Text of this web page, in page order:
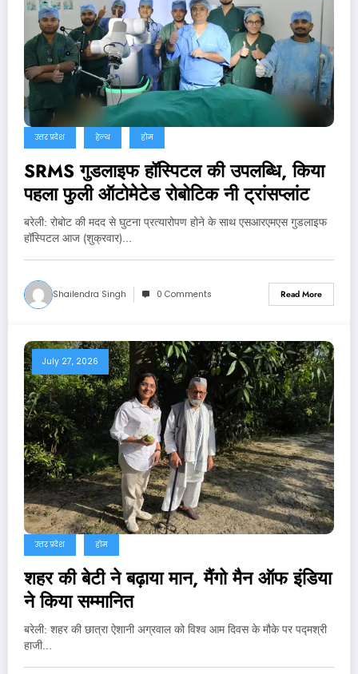
उत्तर प्रदेश हेल्थ होम
SRMS गुडलाइफ हॉस्पिटल की उपलब्धि, किया
पहला फुली ऑटोमेटेड रोबोटिक नी ट्रांसप्लांट
बरेली: रोबोट की मदद से घुटना प्रत्यारोपण होने के साथ एसआरएमएस गुडलाइफ
हॉस्पिटल आज (शुक्रवार)…
Shailendra Singh 0 Comments Read More
July 27, 2026
उत्तर प्रदेश होम
शहर की बेटी ने बढ़ाया मान, मैंगो मैन ऑफ इंडिया
ने किया सम्मानित
बरेली: शहर की छात्रा ऐशानी अग्रवाल को विश्व आम दिवस के मौके पर पद्मश्री
हाजी…